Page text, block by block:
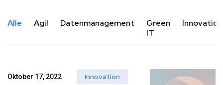
Alle Agil Datenmanagement
Green
IT
Innovation
Oktober 17, 2022 Innovation